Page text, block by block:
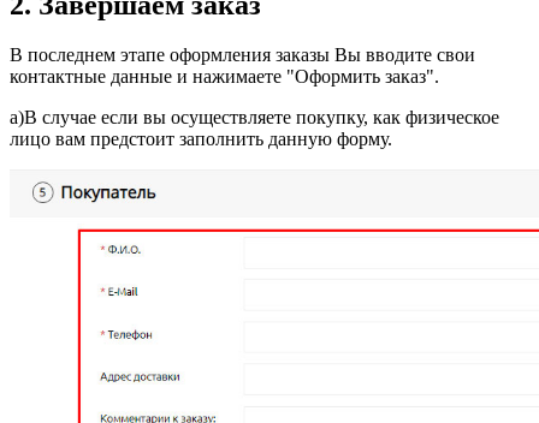
В последнем этапе оформления заказы Вы вводите свои
контактные данные и нажимаете "Оформить заказ".
а)В случае если вы осуществляете покупку, как физическое
лицо вам предстоит заполнить данную форму.